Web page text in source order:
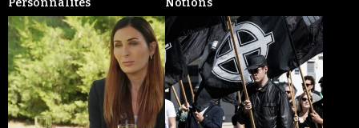
Personnalités Notions